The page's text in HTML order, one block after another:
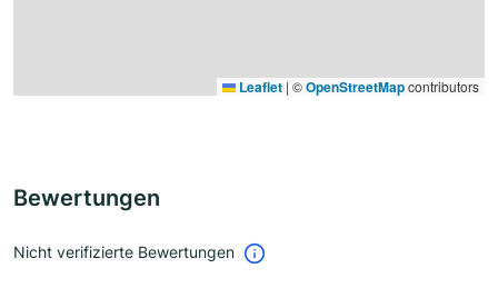
Leaflet | ©OpenStreetMapcontributors
Bewertungen
Nicht verifizierte Bewertungen